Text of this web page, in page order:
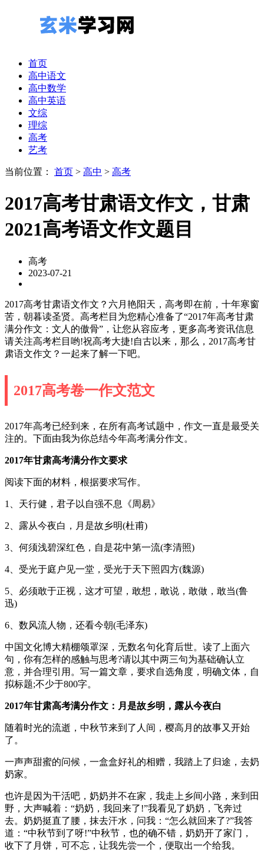
首页
高中语文
高中数学
高中英语
文综
理综
高考
艺考
当前位置： 首页 > 高中 > 高考
2017高考甘肃语文作文，甘肃
2021高考语文作文题目
高考
2023-07-21
2017高考甘肃语文作文？六月艳阳天，高考即在前，十年寒窗
苦，朝暮读圣贤。高考栏目为您精心准备了“2017年高考甘肃
满分作文：文人的傲骨”，让您从容应考，更多高考资讯信息
请关注高考栏目哟!祝高考大捷!自古以来，那么，2017高考甘
肃语文作文？一起来了解一下吧。
2017高考卷一作文范文
2017年高考已经到来，在所有高考试题中，作文一直是最受关
注的。下面由我为你总结今年高考满分作文。
2017年甘肃高考满分作文要求
阅读下面的材料，根据要求写作。
1、天行健，君子以自强不息《周易》
2、露从今夜白，月是故乡明(杜甫)
3、何须浅碧深红色，自是花中第一流(李清照)
4、受光于庭户见一堂，受光于天下照四方(魏源)
5、必须敢于正视，这才可望，敢想，敢说，敢做，敢当(鲁
迅)
6、数风流人物，还看今朝(毛泽东)
中国文化博大精棚颂罩深，无数名句化育后世。读了上面六
句，你有怎样的感触与思考?请以其中两三句为基础确认立
意，并合理引用。写一篇文章，要求自选角度，明确文体，自
拟标题;不少于800字。
2017年甘肃高考满分作文：月是故乡明，露从今夜白
随着时光的流逝，中秋节来到了人间，樱高月的故事又开始
了。
一声声甜蜜的问候，一盒盒好礼的相赠，我踏上了归途，去奶
奶家。
也许是因为干活吧，奶奶并不在家，我走上乡间小路，来到田
野，大声喊着：“奶奶，我回来了!”我看见了奶奶，飞奔过
去。奶奶挺直了腰，抹去汗水，问我：“怎么就回来了?”我答
道：“中秋节到了呀!”中秋节，也的确不错，奶奶开了家门，
收下了月饼，可不忘，让我先尝一个，便取出一个给我。